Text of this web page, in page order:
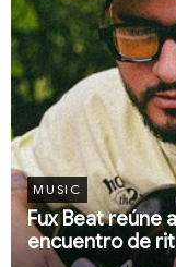
MUSIC
Fux Beat reúne
encuentro de